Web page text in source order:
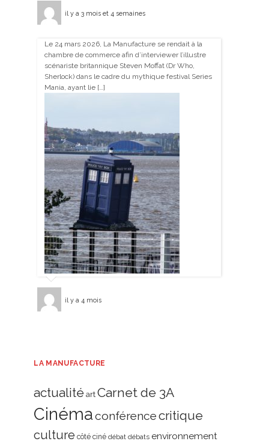
il y a 3 mois et 4 semaines
Le 24 mars 2026, La Manufacture se rendait à la
chambre de commerce afin d’interviewer l’illustre
scénariste britannique Steven Moffat (Dr Who,
Sherlock) dans le cadre du mythique festival Series
Mania, ayant lie […]
il y a 4 mois
LA MANUFACTURE
actualité art Carnet de 3A
Cinémaconférencecritique
culture côté ciné débat débats environnement